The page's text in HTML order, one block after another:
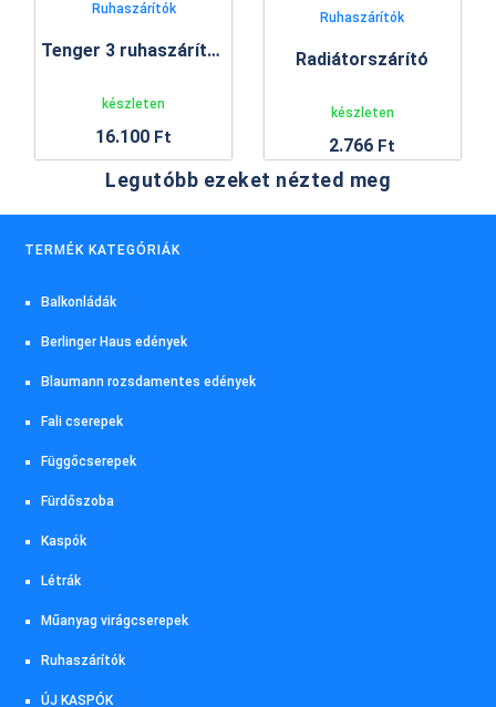
Ruhaszárítók
Tenger 3 ruhaszárító állvány
készleten
16.100 Ft
Ruhaszárítók
Radiátorszárító
készleten
2.766 Ft
Legutóbb ezeket nézted meg
TERMÉK KATEGÓRIÁK
Balkonládák
Berlinger Haus edények
Blaumann rozsdamentes edények
Fali cserepek
Függőcserepek
Fürdőszoba
Kaspók
Létrák
Műanyag virágcserepek
Ruhaszárítók
ÚJ KASPÓK